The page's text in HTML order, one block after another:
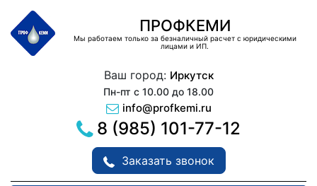
ПРОФКЕМИ
Мы работаем только за безналичный расчет с юридическими
лицами и ИП.
Ваш город: Иркутск
Пн-пт с 10.00 до 18.00
info@profkemi.ru
8 (985) 101-77-12
Заказать звонок